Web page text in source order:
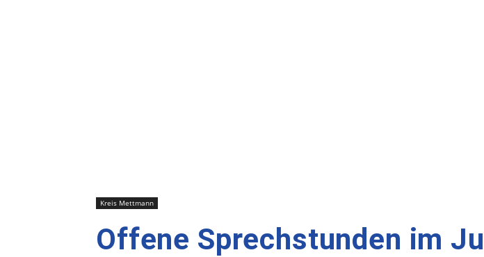
Kreis Mettmann
Offene Sprechstunden im